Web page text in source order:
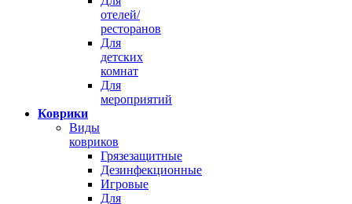
отелей/
ресторанов
Для
детских
комнат
Для
мероприятий
Коврики
Виды
ковриков
Грязезащитные
Дезинфекционные
Игровые
Для